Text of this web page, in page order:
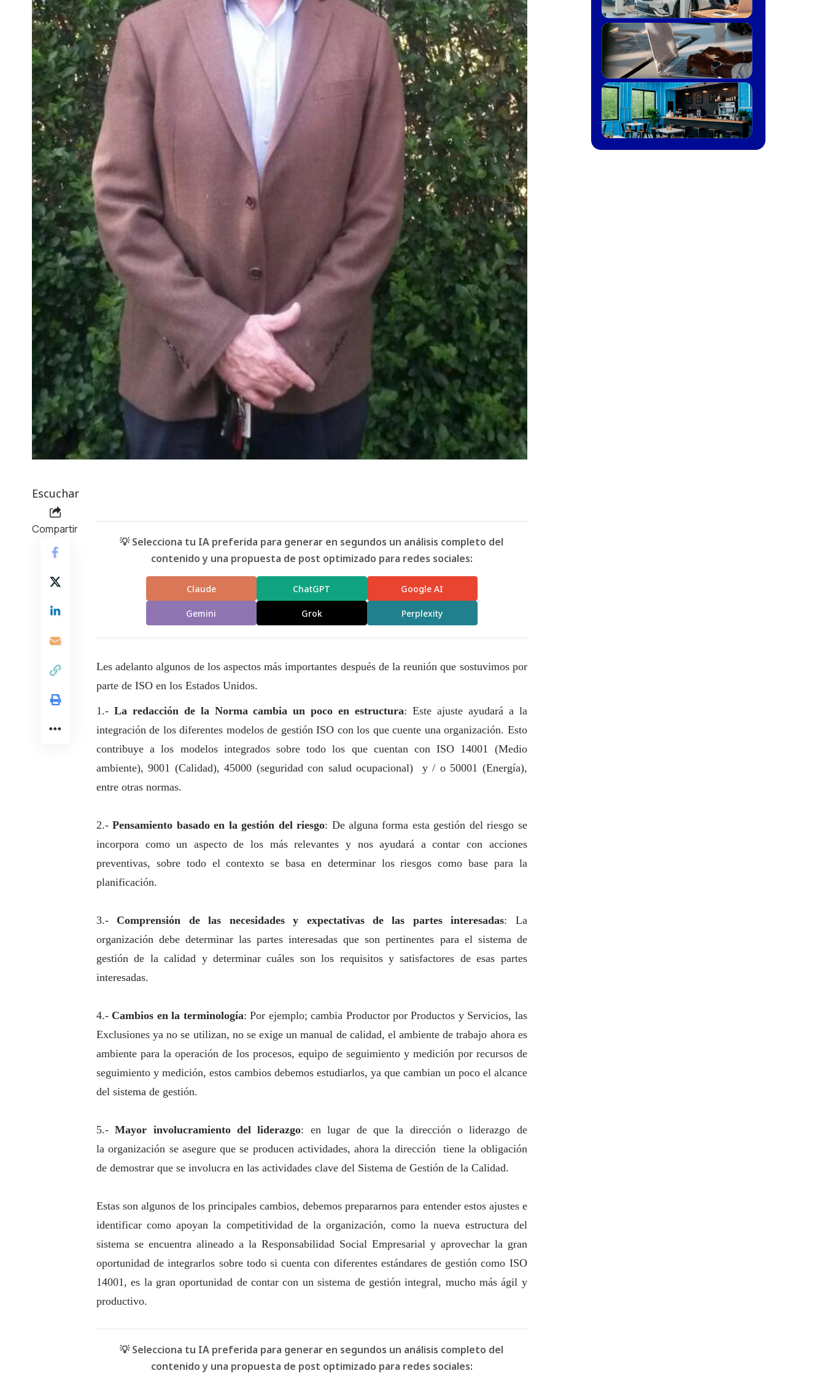
Escuchar
Compartir
💡 Selecciona tu IA preferida para generar en segundos un análisis completo del
contenido y una propuesta de post optimizado para redes sociales:
Claude ChatGPT Google AI
Gemini Grok Perplexity
Les adelanto algunos de los aspectos más importantes después de la reunión que sostuvimos por
parte de ISO en los Estados Unidos.
1.- La redacción de la Norma cambia un poco en estructura: Este ajuste ayudará a la
integración de los diferentes modelos de gestión ISO con los que cuente una organización. Esto
contribuye a los modelos integrados sobre todo los que cuentan con ISO 14001 (Medio
ambiente), 9001 (Calidad), 45000 (seguridad con salud ocupacional) y / o 50001 (Energía),
entre otras normas.
2.-Pensamiento basado en la gestión del riesgo: De alguna forma esta gestión del riesgo se
incorpora como un aspecto de los más relevantes y nos ayudará a contar con acciones
preventivas, sobre todo el contexto se basa en determinar los riesgos como base para la
planificación.
3.- Comprensión de las necesidades y expectativas de las partes interesadas: La
organización debe determinar las partes interesadas que son pertinentes para el sistema de
gestión de la calidad y determinar cuáles son los requisitos y satisfactores de esas partes
interesadas.
4.- Cambios en la terminología: Por ejemplo; cambia Productor por Productos y Servicios, las
Exclusiones ya no se utilizan, no se exige un manual de calidad, el ambiente de trabajo ahora es
ambiente para la operación de los procesos, equipo de seguimiento y medición por recursos de
seguimiento y medición, estos cambios debemos estudiarlos, ya que cambian un poco el alcance
del sistema de gestión.
5.-Mayor involucramiento del liderazgo: en lugar de que la dirección o liderazgo de
la organización se asegure que se producen actividades, ahora la dirección tiene la obligación
de demostrar que se involucra en las actividades clave del Sistema de Gestión de la Calidad.
Estas son algunos de los principales cambios, debemos prepararnos para entender estos ajustes e
identificar como apoyan la competitividad de la organización, como la nueva estructura del
sistema se encuentra alineado a la Responsabilidad SocialEmpresarial y aprovechar la gran
oportunidad de integrarlos sobre todo si cuenta con diferentes estándares de gestión como ISO
14001, es la gran oportunidad de contar con un sistema de gestión integral, mucho más ágil y
productivo.
💡 Selecciona tu IA preferida para generar en segundos un análisis completo del
contenido y una propuesta de post optimizado para redes sociales: